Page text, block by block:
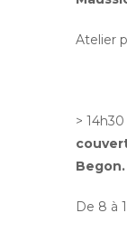
Atelier
> 14h30
Begon.
De 8 à